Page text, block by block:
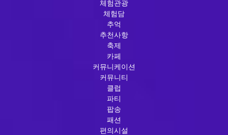
체험관광
체험담
추억
추천사항
축제
카페
커뮤니케이션
커뮤니티
클럽
파티
팝송
패션
편의시설